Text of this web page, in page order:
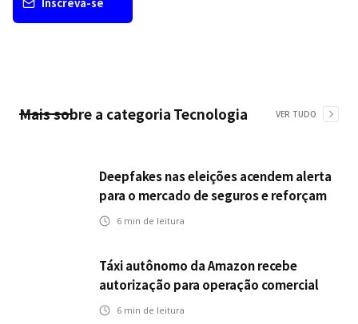
Mais sobre a categoria Tecnologia VER TUDO
Deepfakes nas eleições acendem alerta
para o mercado de seguros e reforçam
desafios da inteligência artificial
6 min de leitura
Táxi autônomo da Amazon recebe
autorização para operação comercial
nos EUA: como a circulação desses
6 min de leitura